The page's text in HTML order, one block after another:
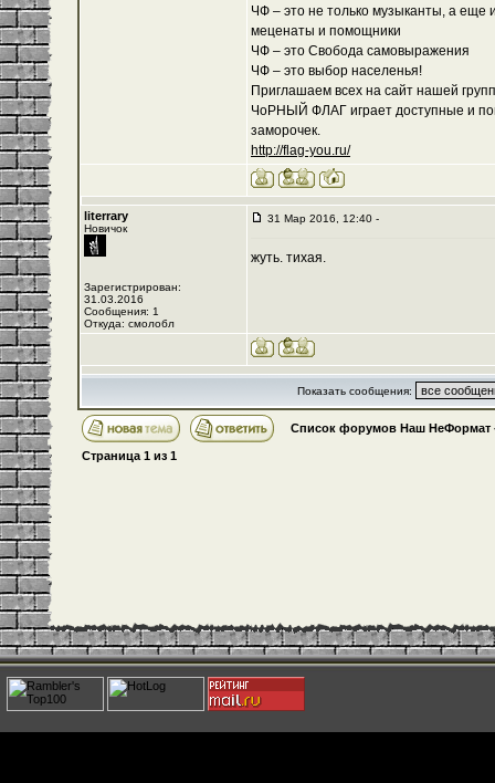
ЧФ – это не только музыканты, а еще
меценаты и помощники
ЧФ – это Свобода самовыражения
ЧФ – это выбор населенья!
Приглашаем всех на сайт нашей
ЧоРНЫЙ ФЛАГ играет доступные и
заморочек.
http://flag-you.ru/
literrary
Новичок
Зарегистрирован:
31.03.2016
Сообщения: 1
Откуда: смолобл
31 Мар 2016, 12:40 -
жуть. тихая.
Показать сообщения:
Список форумов Наш НеФормат
Страница 1 из 1